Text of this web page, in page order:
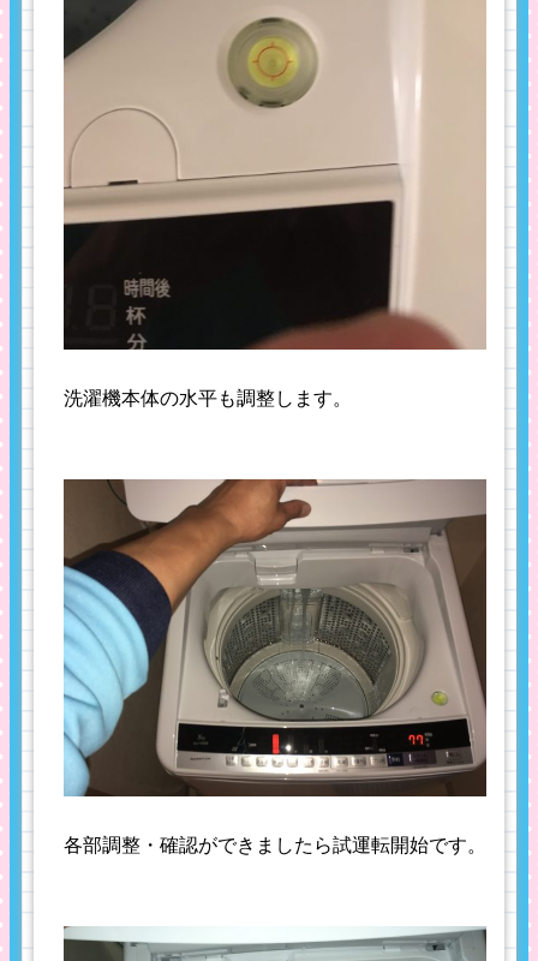
洗濯機本体の水平も調整します。
各部調整・確認ができましたら試運転開始です。